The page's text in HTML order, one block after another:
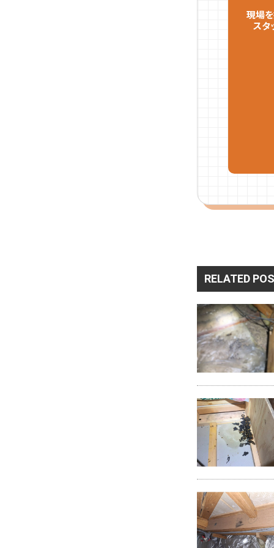
現場
スタ
RELATED